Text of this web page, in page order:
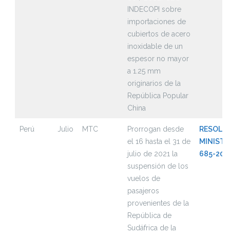
INDECOPI sobre
importaciones de
cubiertos de acero
inoxidable de un
espesor no mayor
a 1.25 mm
originarios de la
República Popular
China
Perú Julio MTC
Prorrogan desde
el 16 hasta el 31 de
julio de 2021 la
suspensión de los
vuelos de
pasajeros
provenientes de la
República de
Sudáfrica de la
685-